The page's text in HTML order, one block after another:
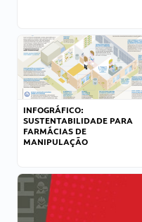
INFOGRÁFICO:
SUSTENTABILIDADE PARA
FARMÁCIAS DE
MANIPULAÇÃO